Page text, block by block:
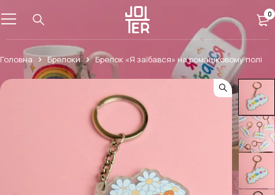
0
Головна Брелоки Брелок «Я заїбався» на ромашковому полі